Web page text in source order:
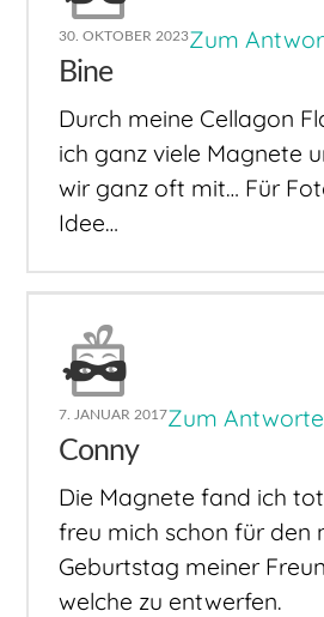
30. OKTOBER 2023Zum
Bine
Durch meine Cellagon
ich ganz viele Magnete
wir ganz oft mit… Für
Idee…
7. JANUAR 2017Zum
Conny
Die Magnete fand ich
freu mich schon für den
Geburtstag meiner
welche zu entwerfen.